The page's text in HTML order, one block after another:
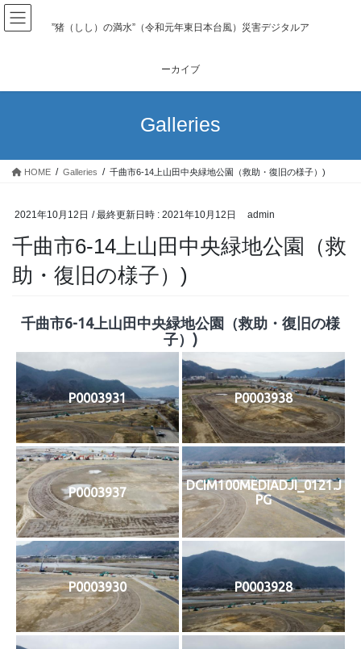
コ
ン
へ
プ
ナ
ビ
ョ
動
”猪（しし）の満水”（令和元年東日本台風）災害デジタルア
ーカイブ
Galleries
HOME Galleries 千曲市6-14上山田中央緑地公園（救助・復旧の様子）)
2021年10月12日 / 最終更新日時 : 2021年10月12日 admin
千曲市6-14上山田中央緑地公園（救
助・復旧の様子）)
千曲市6-14上山田中央緑地公園（救助・復旧の様
子）)
P0003931 P0003938
P0003937
DCIM100MEDIADJI_0121.J
PG
P0003930 P0003928